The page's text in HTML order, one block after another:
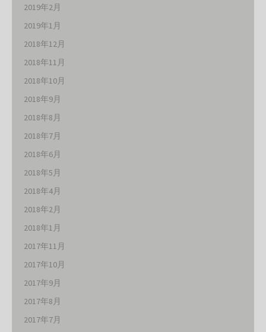
2019年2月
2019年1月
2018年12月
2018年11月
2018年10月
2018年9月
2018年8月
2018年7月
2018年6月
2018年5月
2018年4月
2018年2月
2018年1月
2017年11月
2017年10月
2017年9月
2017年8月
2017年7月